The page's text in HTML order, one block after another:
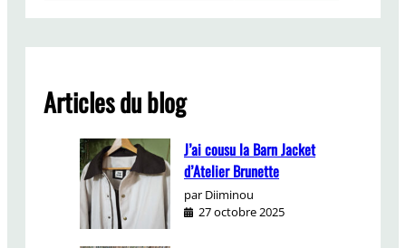
C
h
n
g
c
Articles du blog
J’ai cousu la Barn Jacket
d’Atelier Brunette
par Diiminou
27 octobre 2025